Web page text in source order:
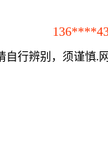
自行辨别，须谨慎.